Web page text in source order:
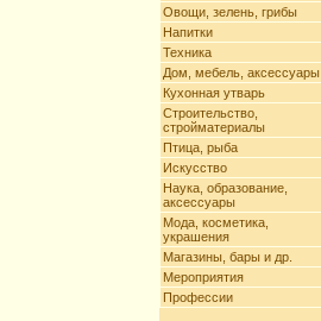
Овощи, зелень, грибы
Напитки
Техника
Дом, мебель, аксессуары
Кухонная утварь
Строительство,
стройматериалы
Птица, рыба
Искусство
Наука, образование,
аксессуары
Мода, косметика,
украшения
Магазины, бары и др.
Мероприятия
Профессии